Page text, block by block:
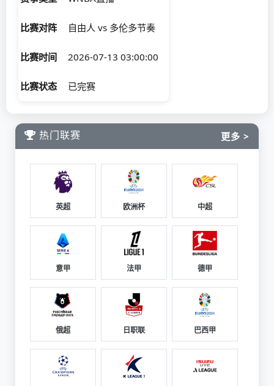
比赛对阵 自由人 vs 多伦多节奏
比赛时间 2026-07-13 03:00:00
比赛状态 已完赛
热门联赛 更多 >
英超 欧洲杯 中超
意甲 法甲 德甲
俄超 日职联 巴西甲